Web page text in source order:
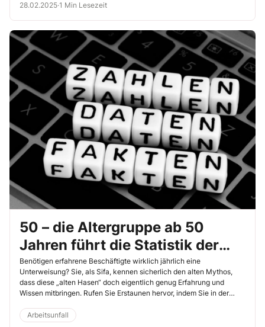
28.02.2025·1 Min Lesezeit
50 – die Altergruppe ab 50
Jahren führt die Statistik der
tödlichen Arbeitsunfälle an
Benötigen erfahrene Beschäftigte wirklich jährlich eine
Unterweisung? Sie, als Sifa, kennen sicherlich den alten Mythos,
dass diese „alten Hasen“ doch eigentlich genug Erfahrung und
Wissen mitbringen. Rufen Sie Erstaunen hervor, indem Sie in der
Arbeitsunfall